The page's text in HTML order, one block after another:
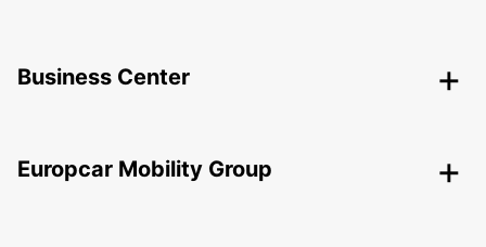
Business Center
Europcar Mobility Group